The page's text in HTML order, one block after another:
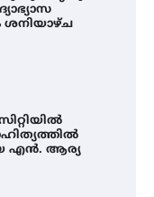
എൻ. ആര്യ